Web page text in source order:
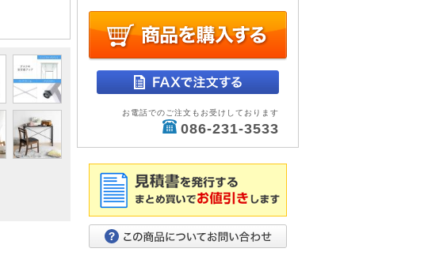
お電話でのご注文もお受けしております
086-231-3533